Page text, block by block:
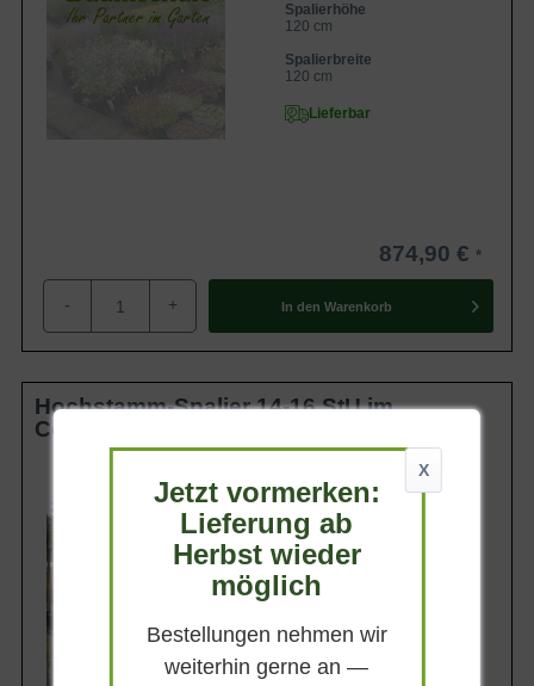
Spalierhöhe
120 cm
Spalierbreite
120 cm
Lieferbar
874,90 €
- + In den Warenkorb
Hochstamm-Spalier 14-16 StU im
Container
200 cm
Gesamthöhe
320 cm
Spalierhöhe
120 cm
Spalierbreite
120 cm
Lieferbar
X
Jetzt vormerken:
Lieferung ab
Herbst wieder
möglich
Bestellungen nehmen wir
weiterhin gerne an —